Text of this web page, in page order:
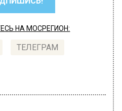
НА МОСРЕГИОН:
ТЕЛЕГРАМ